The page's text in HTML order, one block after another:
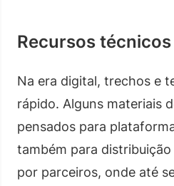
Recursos
Na era digital, trechos e
rápido. Alguns materiais
pensados para
também para
por parceiros, onde até